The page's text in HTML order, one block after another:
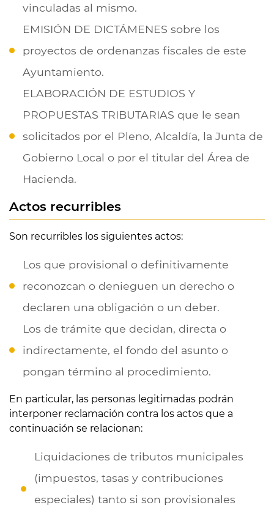
vinculadas al mismo.
EMISIÓN DE DICTÁMENES sobre los
proyectos de ordenanzas fiscales de este
Ayuntamiento.
ELABORACIÓN DE ESTUDIOS Y
PROPUESTAS TRIBUTARIAS que le sean
solicitados por el Pleno, Alcaldía, la Junta de
Gobierno Local o por el titular del Área de
Hacienda.
Actos recurribles
Son recurribles los siguientes actos:
Los que provisional o definitivamente
reconozcan o denieguen un derecho o
declaren una obligación o un deber.
Los de trámite que decidan, directa o
indirectamente, el fondo del asunto o
pongan término al procedimiento.
En particular, las personas legitimadas podrán
interponer reclamación contra los actos que a
continuación se relacionan:
Liquidaciones de tributos municipales
(impuestos, tasas y contribuciones
especiales) tanto si son provisionales